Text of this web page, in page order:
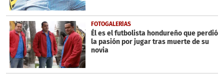
FOTOGALERÍAS
Él es el futbolista hondureño que perdió
la pasión por jugar tras muerte de su
novia